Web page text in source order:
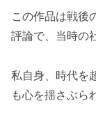
この作品は戦後
評論で、当時の
私自身、時代を
も心を揺さぶら